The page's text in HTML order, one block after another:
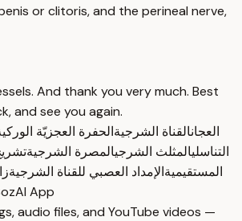
or clitoris, and the perineal nerve,
And thank you very much. Best
and see you again.
العجانالقناة الشرجيةالحفرة العجزيّة
التناسليالمثلث الشرجيالمصرة الشرجية
المستقيميةالإمداد العصبي للقناة الشرجية
App
audio files, and YouTube videos —